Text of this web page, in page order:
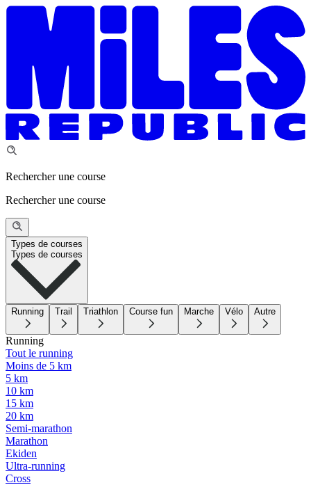
Rechercher une course
Rechercher une course
Types de courses
Types de courses
Running Trail Triathlon Course fun Marche Vélo Autre
Running
Tout le running
Moins de 5 km
5 km
10 km
15 km
20 km
Semi-marathon
Marathon
Ekiden
Ultra-running
Cross